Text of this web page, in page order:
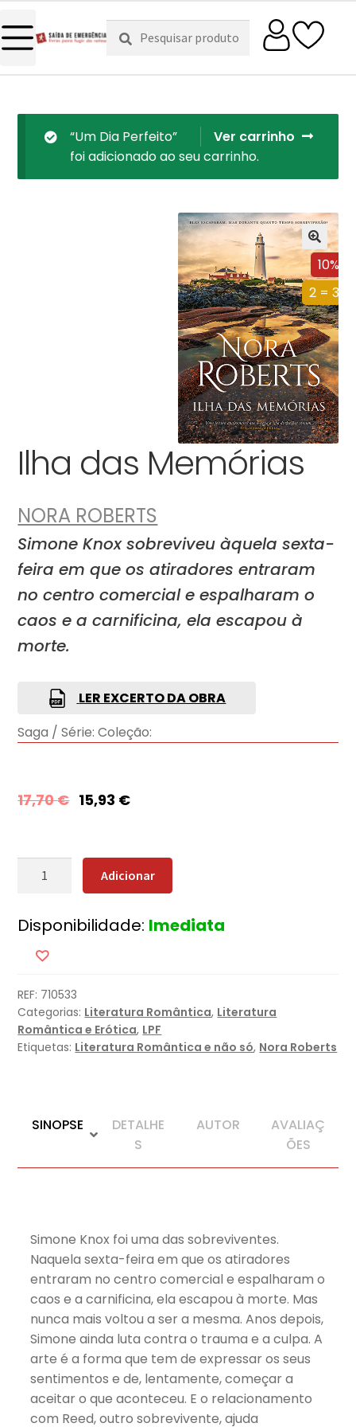
Pesquisar
por:
Pesquisa
Ver carrinho
“Um Dia Perfeito”
foi adicionado ao seu carrinho.
10%
2 = 3
Ilha das Memórias
NORA ROBERTS
Simone Knox sobreviveu àquela sexta-
feira em que os atiradores entraram
no centro comercial e espalharam o
caos e a carnificina, ela escapou à
morte.
LER EXCERTO DA OBRA
Saga / Série: Coleção:
17,70€ 15,93 €
Quantidade
das
Memórias
Adicionar
Disponibilidade: Imediata
REF: 710533
Categorias: Literatura Romântica, Literatura
Romântica e Erótica, LPF
Etiquetas: Literatura Romântica e não só, Nora Roberts
SINOPSE
DETALHE
S
AUTOR
AVALIAÇ
ÕES
Simone Knox foi uma das sobreviventes.
Naquela sexta-feira em que os atiradores
entraram no centro comercial e espalharam o
caos e a carnificina, ela escapou à morte. Mas
nunca mais voltou a ser a mesma. Anos depois,
Simone ainda luta contra o trauma e a culpa. A
arte é a forma que tem de expressar os seus
sentimentos e de, lentamente, começar a
aceitar o que aconteceu. E o relacionamento
com Reed, outro sobrevivente, ajuda